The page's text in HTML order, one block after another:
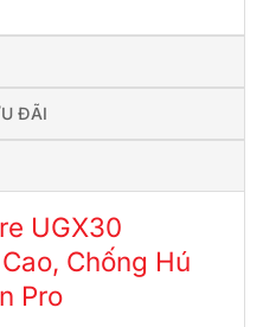
ĐÃI
UGX30
Chống Hú
Pro